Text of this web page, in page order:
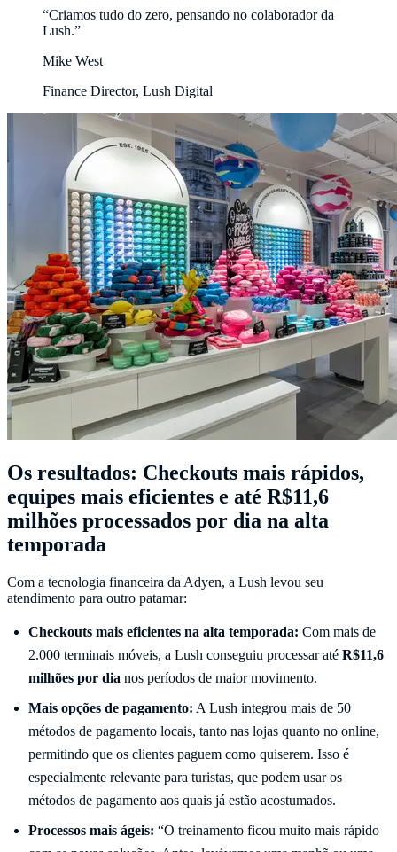
“Criamos tudo do zero, pensando no colaborador da
Mike West
Finance Director, Lush Digital
Os resultados: Checkouts mais rápidos,
equipes mais eficientes e até R$11,6
milhões processados por dia na alta
temporada
Com a tecnologia financeira da Adyen, a Lush levou seu
atendimento para outro patamar:
Checkouts mais eficientes na alta temporada: Com mais de
2.000 terminais móveis, a Lush conseguiu processar até R$11,6
milhões por dia nos períodos de maior movimento.
Mais opções de pagamento: A Lush integrou mais de 50
métodos de pagamento locais, tanto nas lojas quanto no online,
permitindo que os clientes paguem como quiserem. Isso é
especialmente relevante para turistas, que podem usar os
métodos de pagamento aos quais já estão acostumados.
Processos mais ágeis: “O treinamento ficou muito mais rápido